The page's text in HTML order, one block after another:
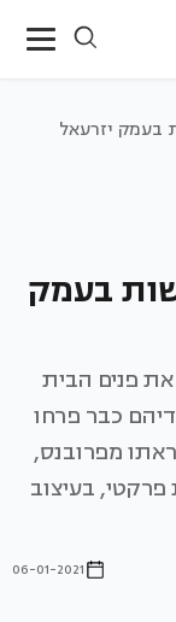
בעמק יזרעאל
בעמק
פנים הבית
כבר פרחו
מפרובנס,
פרקטי, בעיצוב
06-01-2021